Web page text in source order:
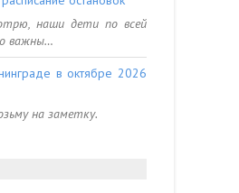
наши дети по всей
важны…
в октябре 2026
на заметку.